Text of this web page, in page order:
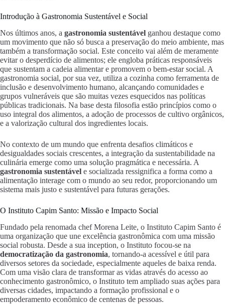
Introdução à Gastronomia Sustentável e Social
Nos últimos anos, a gastronomia sustentável ganhou destaque como
um movimento que não só busca a preservação do meio ambiente, mas
também a transformação social. Este conceito vai além de meramente
evitar o desperdício de alimentos; ele engloba práticas responsáveis
que sustentam a cadeia alimentar e promovem o bem-estar social. A
gastronomia social, por sua vez, utiliza a cozinha como ferramenta de
inclusão e desenvolvimento humano, alcançando comunidades e
grupos vulneráveis que são muitas vezes esquecidos nas políticas
públicas tradicionais. Na base desta filosofia estão princípios como o
uso integral dos alimentos, a adoção de processos de cultivo orgânicos,
e a valorização cultural dos ingredientes locais.
No contexto de um mundo que enfrenta desafios climáticos e
desigualdades sociais crescentes, a integração da sustentabilidade na
culinária emerge como uma solução pragmática e necessária. A
gastronomia sustentável e socializada ressignifica a forma como a
alimentação interage com o mundo ao seu redor, proporcionando um
sistema mais justo e sustentável para futuras gerações.
O Instituto Capim Santo: Missão e Impacto Social
Fundado pela renomada chef Morena Leite, o Instituto Capim Santo é
uma organização que une excelência gastronômica com uma missão
social robusta. Desde a sua inception, o Instituto focou-se na
democratização da gastronomia, tornando-a acessível e útil para
diversos setores da sociedade, especialmente aqueles de baixa renda.
Com uma visão clara de transformar as vidas através do acesso ao
conhecimento gastronômico, o Instituto tem ampliado suas ações para
diversas cidades, impactando a formação profissional e o
empoderamento econômico de centenas de pessoas.